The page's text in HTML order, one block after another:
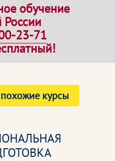
обучение
России
23-71
курсы